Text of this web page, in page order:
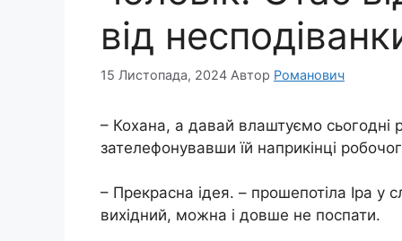
від
15 Листопада, 2024 Автор Романович
– Кохана, а давай влаштуємо сьогодні
зателефонувавши їй наприкінці
– Прекрасна ідея. – прошепотіла Іра у
вихідний, можна і довше не поспати.